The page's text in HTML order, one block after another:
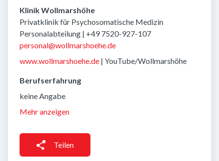
Klinik Wollmarshöhe
Privatklinik für Psychosomatische Medizin
Personalabteilung | +49 7520-927-107
personal@wollmarshoehe.de
www.wollmarshoehe.de | YouTube/Wollmarshöhe
Berufserfahrung
keine Angabe
Mehr anzeigen
Teilen